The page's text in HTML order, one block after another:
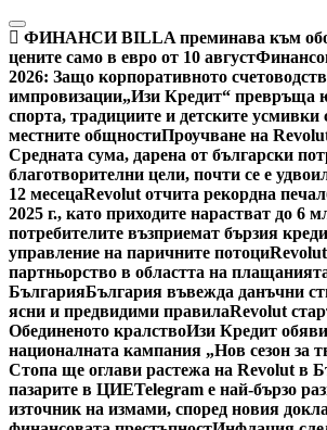
Skip
to
content
ФИНАНСИ BILLA преминава към
цените само в евро от 10 август
2026: Защо корпоративното
импровизации„Изи Кредит“ превръща
спорта, традициите и детските усмивки
местните общностиПроучване на
Средната сума, дарена от български
благотворителни цели, почти се е
12 месецаRevolut отчита рекордна
2025 г., като приходите нарастват до 6
потребителите възприемат бързия
управление на паричните потоци
партньорство в областта на
БългарияБългария въвежда данъчни
ясни и предвидими правилаRevolut
Обединеното кралствоИзи Кредит
националната кампания „Нов сезон за
Стопа ще оглави растежа на Revolut в
пазарите в ЦИЕTelegram е най-бързо
източник на измами, според новия